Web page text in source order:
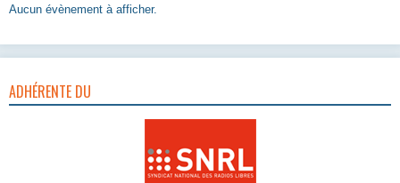
Aucun évènement à afficher.
ADHÉRENTE DU